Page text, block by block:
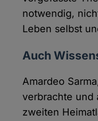
notwendig,
Leben selbst
Auch
Amardeo
verbrachte und
zweiten